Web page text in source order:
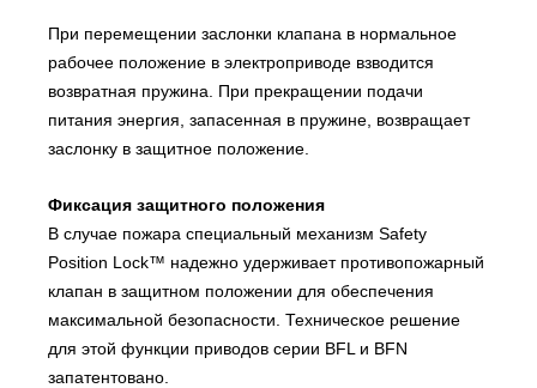
При перемещении заслонки клапана в нормальное
рабочее положение в электроприводе взводится
возвратная пружина. При прекращении подачи
питания энергия, запасенная в пружине, возвращает
заслонку в защитное положение.
Фиксация защитного положения
В случае пожара специальный механизм Safety
Position Lock™ надежно удерживает противопожарный
клапан в защитном положении для обеспечения
максимальной безопасности. Техническое решение
для этой функции приводов серии BFL и BFN
запатентовано.